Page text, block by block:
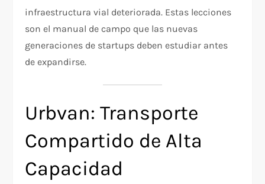
infraestructura vial deteriorada. Estas lecciones
son el manual de campo que las nuevas
generaciones de startups deben estudiar antes
de expandirse.
Urbvan: Transporte
Compartido de Alta
Capacidad